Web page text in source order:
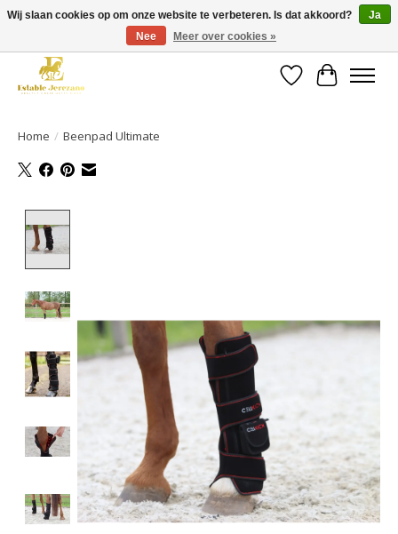
Gratis verzending vanaf €49 op een groot deel van ons assortiment
Verlanglijst
Home / Beenpad Ultimate
Wij slaan cookies op om onze website te verbeteren. Is dat akkoord?
Ja
Nee
Meer over cookies »